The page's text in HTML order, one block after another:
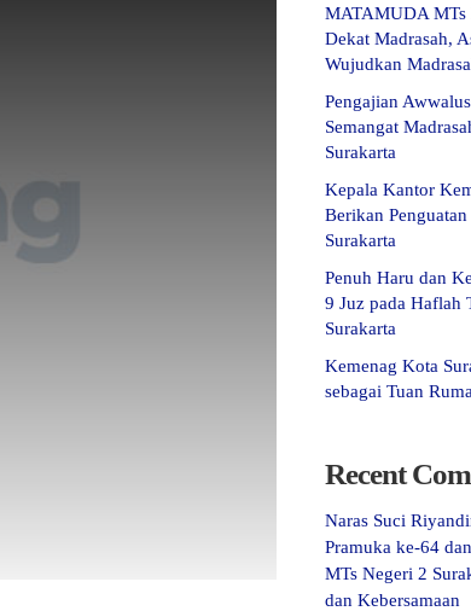
MATAMUDA MTs
Dekat Madrasah,
Wujudkan
Pengajian
Semangat
Surakarta
Kepala Kantor
Berikan
Surakarta
Penuh Haru dan
9 Juz pada Haflah
Surakarta
Kemenag Kota
sebagai Tuan
Recent
Naras Suci
Pramuka ke-64
MTs Negeri 2
dan Kebersamaan